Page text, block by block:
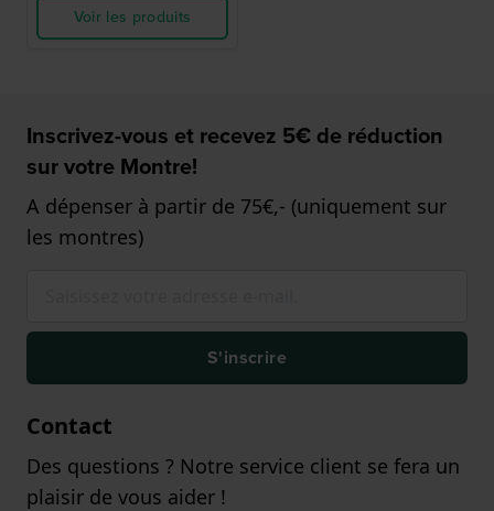
Voir les produits
Inscrivez-vous et recevez 5€ de réduction
sur votre Montre!
A dépenser à partir de 75€,- (uniquement sur
les montres)
S'inscrire
Contact
Des questions ? Notre service client se fera un
plaisir de vous aider !